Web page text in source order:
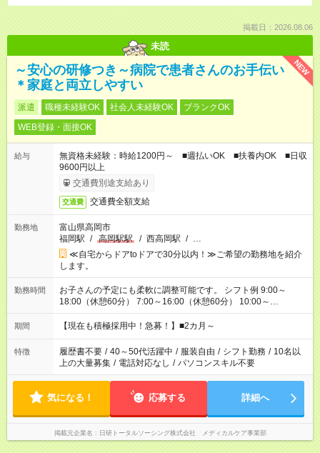
掲載日：2026.08.06
未読
NEW
～安心の研修つき～病院で患者さんのお手伝い
＊家庭と両立しやすい
派遣 職種未経験OK 社会人未経験OK
ブランクOK
WEB登録・面接OK
給与
無資格未経験：時給1200円～ ■週払いOK ■扶養内OK ■日収
9600円以上
交通費別途支給あり
交通費 交通費全額支給
勤務地
富山県高岡市
福岡駅 / 高岡駅駅 / 西高岡駅 / …
≪自宅からドアtoドアで30分以内！≫ご希望の勤務地を紹介
します。
勤務時間
お子さんの予定にも柔軟に調整可能です。 シフト例 9:00～
18:00（休憩60分） 7:00～16:00（休憩60分） 10:00～
19:00（休憩60分） ※Wワーク希望の方へ 今ご覧のお仕事で希
望する勤務時間と、もう1つのお仕事の勤務時間の合計が 週40
期間 【現在も積極採用中！急募！】■2カ月～
特徴 履歴書不要 / 40～50代活躍中 / 服装自由 / シフト勤務 / 10名以
上の大量募集 / 電話対応なし / パソコンスキル不要
気になる！ 応募する 詳細へ
掲載元企業名 日研トータルソーシング株式会社 メディカルケア事業部